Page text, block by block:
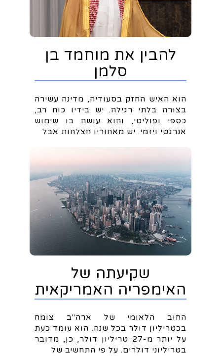
להבין את מוחמד בן
סלמן
הוא האיש החזק בסעודיה, מדינה עשירה
בצורה בלתי רגילה. יש בידיו כוח רב,
כספי ופוליטי, והוא עושה בו שימוש
אנרגטי ויזמי. יש מאחוריו הצלחות אבל
שקיעתה של
האימפריה האמריקאית
החוב הלאומי של ארה"ב צומח
בכטריליון דולר בכל שנה. הוא עומד כעת
על יותר מ-27 טריליון דולר, כן, מדובר
בטריליוני דולרים. על פי התחשיב של